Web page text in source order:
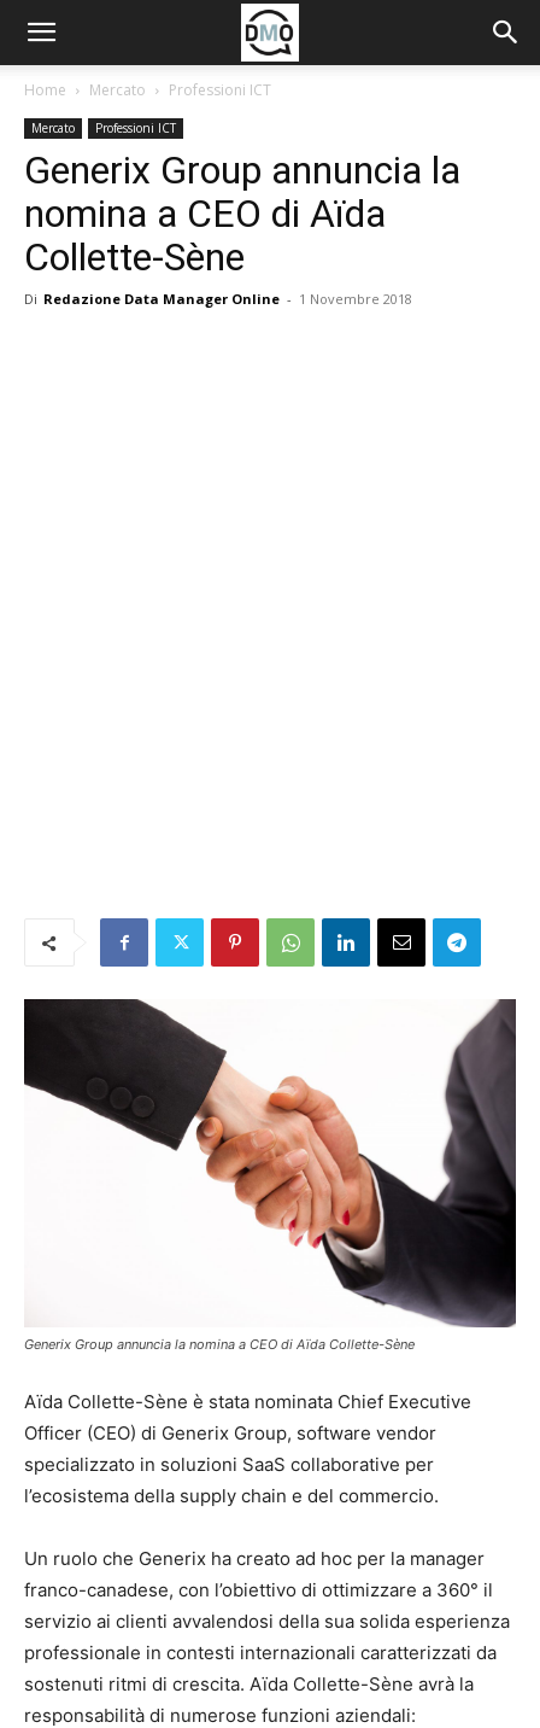
Home Mercato Professioni ICT
Mercato Professioni ICT
Generix Group annuncia la
nomina a CEO di Aïda
Collette-Sène
Di Redazione Data Manager Online - 1 Novembre 2018
Generix Group annuncia la nomina a CEO di Aïda Collette-Sène
Aïda Collette-Sène è stata nominata Chief Executive
Officer (CEO) di Generix Group, software vendor
specializzato in soluzioni SaaS collaborative per
l’ecosistema della supply chain e del commercio.
Un ruolo che Generix ha creato ad hoc per la manager
franco-canadese, con l’obiettivo di ottimizzare a 360° il
servizio ai clienti avvalendosi della sua solida esperienza
professionale in contesti internazionali caratterizzati da
sostenuti ritmi di crescita. Aïda Collette-Sène avrà la
responsabilità di numerose funzioni aziendali: